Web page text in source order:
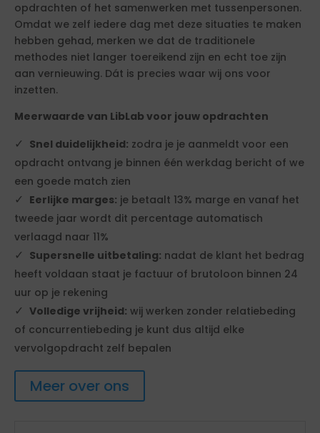
opdrachten of het samenwerken met tussenpersonen.
Omdat we zelf iedere dag met deze situaties te maken
hebben gehad, merken we dat de traditionele
methodes niet langer toereikend zijn en echt toe zijn
aan vernieuwing. Dát is precies waar wij ons voor
inzetten.
Meerwaarde van LibLab voor jouw opdrachten
Snel duidelijkheid: zodra je je aanmeldt voor een
opdracht ontvang je binnen één werkdag bericht of we
een goede match zien
Eerlijke marges: je betaalt 13% marge en vanaf het
tweede jaar wordt dit percentage automatisch
verlaagd naar 11%
Supersnelle uitbetaling: nadat de klant het bedrag
heeft voldaan staat je factuur of brutoloon binnen 24
uur op je rekening
Volledige vrijheid: wij werken zonder relatiebeding
of concurrentiebeding je kunt dus altijd elke
vervolgopdracht zelf bepalen
Meer over ons